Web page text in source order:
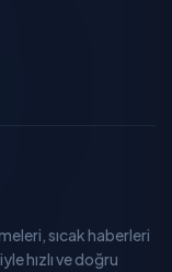
sıcak haberleri
hızlı ve doğru